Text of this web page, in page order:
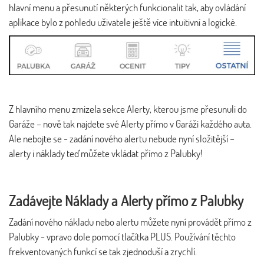
hlavní menu a přesunutí některých funkcionalit tak, aby ovládání
aplikace bylo z pohledu uživatele ještě více intuitivní a logické.
Z hlavního menu zmizela sekce Alerty, kterou jsme přesunuli do
Garáže – nově tak najdete své Alerty přímo v Garáži každého auta.
Ale nebojte se - zadání nového alertu nebude nyní složitější –
alerty i náklady teď můžete vkládat přímo z Palubky!
Zadávejte Náklady a Alerty přímo z Palubky
Zadání nového nákladu nebo alertu můžete nyní provádět přímo z
Palubky - vpravo dole pomocí tlačítka PLUS. Používání těchto
frekventovaných funkcí se tak zjednoduší a zrychlí.